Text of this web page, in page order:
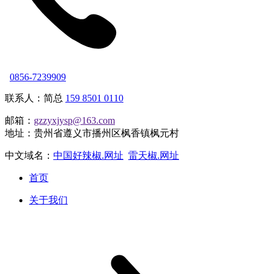
0856-7239909
联系人：简总 159 8501 0110
邮箱： gzzyxjysp@163.com
地址：贵州省遵义市播州区枫香镇枫元村
中文域名： 中国好辣椒.网址 雷天椒.网址
首页
关于我们